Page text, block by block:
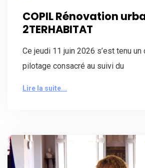
COPIL Rénovation
2TERHABITAT
Ce jeudi 11 juin 2026 s’est tenu un
pilotage consacré au suivi du
Lire la suite...